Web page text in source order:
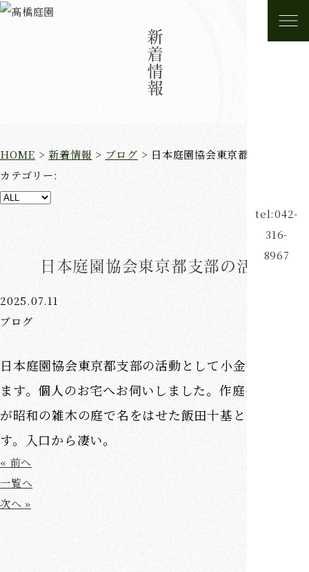
tel:042-
316-
8967
新着情報
HOME>新着情報 > ブログ> 日本庭園協会東京都支部の活動
カテゴリー:
日本庭園協会東京都支部の活動
2025.07.11
ブログ
日本庭園協会東京都支部の活動として小金井にあり
ます。個人のお宅へお伺いしました。作庭をしたの
が昭和の雑木の庭で名をはせた飯田十基となりま
す。入口から凄い。
« 前へ
一覧へ
次へ »